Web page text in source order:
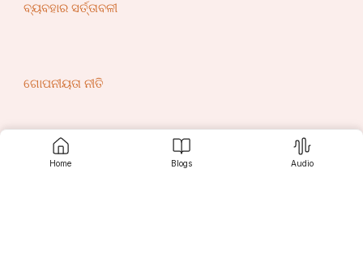
Home Blogs Audio
ବ୍ୟବହାର ସର୍ତ୍ତାବଳୀ
ଗୋପନୀୟତା ନୀତି
ଯୋଗାଯୋଗ